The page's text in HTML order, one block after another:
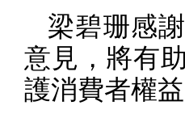
梁碧珊感
意見，將有
護消費者權益